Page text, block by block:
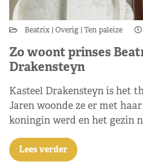
Beatrix Overig Ten paleize
Zo woont prinses
Drakensteyn
Kasteel Drakensteyn is het
Jaren woonde ze er met
koningin werd en het gezin
Lees verder